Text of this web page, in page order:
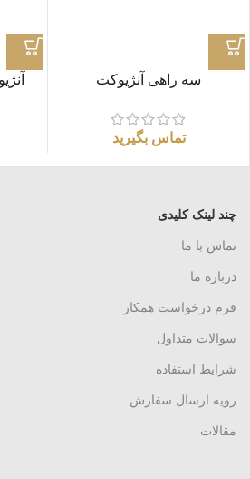
سه راهی آنژیوکت
تماس بگیرید
چند لینک کلیدی
تماس با ما
درباره ما
فرم درخواست همکار
سوالات متداول
شرایط استفاده
رویه ارسال سفارش
مقالات